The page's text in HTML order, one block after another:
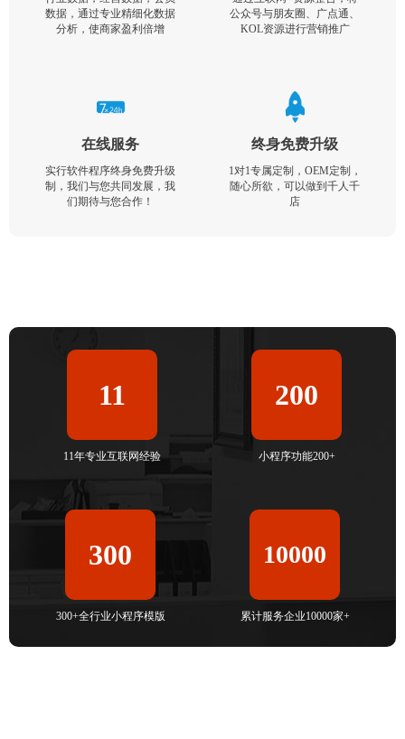
数据，通过专业精细化数据
分析，使商家盈利倍增
公众号与朋友圈、广点通、
KOL资源进行营销推广
在线服务
实行软件程序终身免费升级
制，我们与您共同发展，我
们期待与您合作！
终身免费升级
1对1专属定制，OEM定制，
随心所欲，可以做到千人千
店
11
11年专业互联网经验
200
小程序功能200+
300
300+全行业小程序模版
10000
累计服务企业10000家+